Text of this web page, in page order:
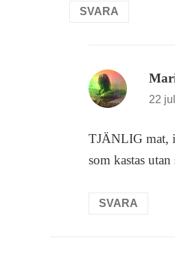
SVARA
22
TJÄNLIG mat,
som kastas
SVARA